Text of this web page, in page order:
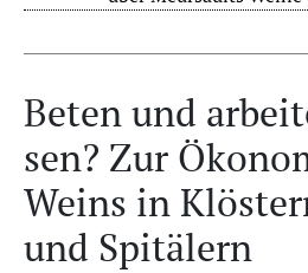
Be­ten und
sen? Zur
Weins in
und Spi­tä­lern